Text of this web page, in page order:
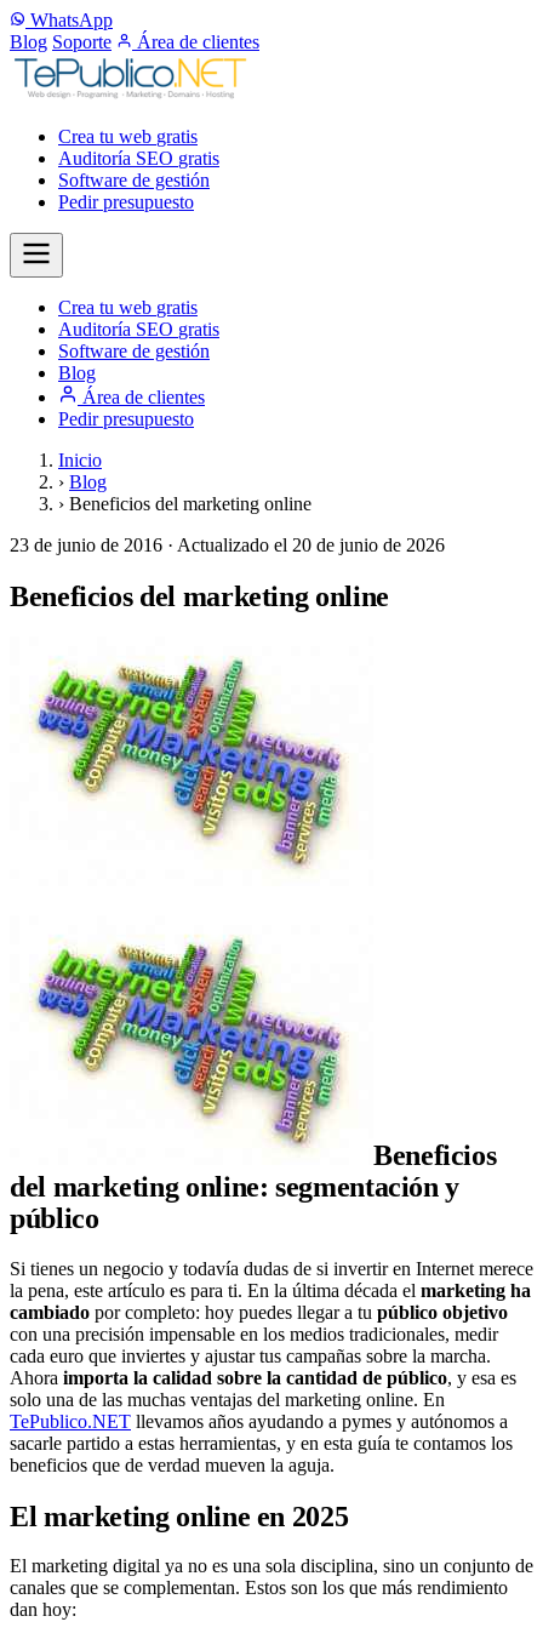
WhatsApp
Blog Soporte Área de clientes
Crea tu web gratis
Auditoría SEO gratis
Software de gestión
Pedir presupuesto
Crea tu web gratis
Auditoría SEO gratis
Software de gestión
Blog
Área de clientes
Pedir presupuesto
Inicio
› Blog
› Beneficios del marketing online
23 de junio de 2016 · Actualizado el 20 de junio de 2026
Beneficios del marketing online
Beneficios
del marketing online: segmentación y
público
Si tienes un negocio y todavía dudas de si invertir en Internet merece
la pena, este artículo es para ti. En la última década el marketing ha
cambiado por completo: hoy puedes llegar a tu público objetivo
con una precisión impensable en los medios tradicionales, medir
cada euro que inviertes y ajustar tus campañas sobre la marcha.
Ahora importa la calidad sobre la cantidad de público, y esa es
solo una de las muchas ventajas del marketing online. En
TePublico.NET llevamos años ayudando a pymes y autónomos a
sacarle partido a estas herramientas, y en esta guía te contamos los
beneficios que de verdad mueven la aguja.
El marketing online en 2025
El marketing digital ya no es una sola disciplina, sino un conjunto de
canales que se complementan. Estos son los que más rendimiento
dan hoy: